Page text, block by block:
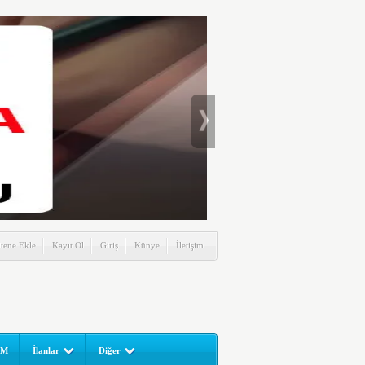
Ekle Kayıt Ol Giriş Künye İletişim
İlanlar Diğer